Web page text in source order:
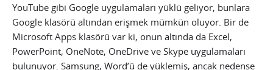
YouTube gibi Google uygulamaları yüklü geliyor, bunlara
Google klasörü altından erişmek mümkün oluyor. Bir de
Microsoft Apps klasörü var ki, onun altında da Excel,
PowerPoint, OneNote, OneDrive ve Skype uygulamaları
bulunuyor. Samsung, Word’ü de yüklemiş, ancak nedense